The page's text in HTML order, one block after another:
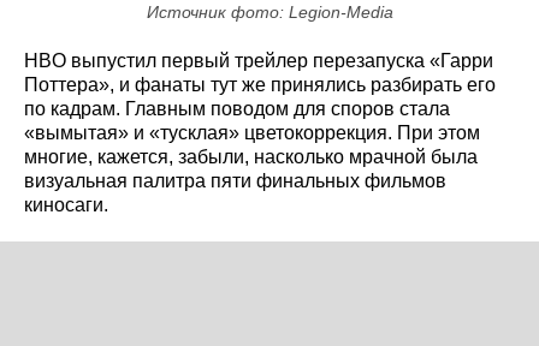
Источник фото: Legion-Media
HBO выпустил первый трейлер перезапуска «Гарри
Поттера», и фанаты тут же принялись разбирать его
по кадрам. Главным поводом для споров стала
«вымытая» и «тусклая» цветокоррекция. При этом
многие, кажется, забыли, насколько мрачной была
визуальная палитра пяти финальных фильмов
киносаги.